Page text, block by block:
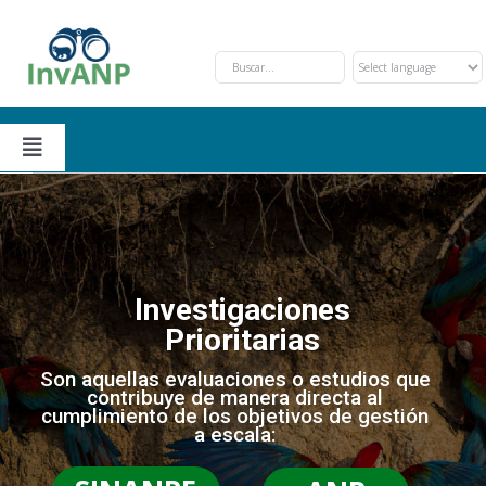
content
Toggle
Navigation
Secciones
Solicitud y Trámite
Oportunidades de Financiamiento
Investigaciones Prioritarias
Nosotros
Eventos
Contáctanos
Investigaciones
Prioritarias
Son aquellas evaluaciones o estudios que
contribuye de manera directa al
cumplimiento de los objetivos de gestión
a escala: